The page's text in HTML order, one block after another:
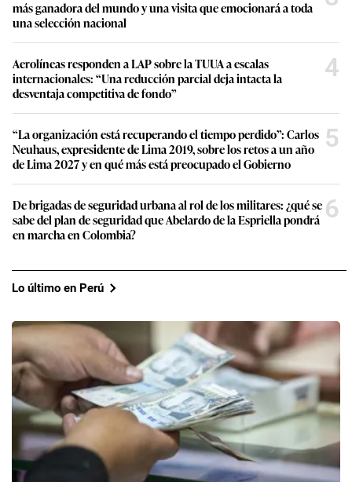
más ganadora del mundo y una visita que emocionará a toda
una selección nacional
Aerolíneas responden a LAP sobre la TUUA a escalas
internacionales: “Una reducción parcial deja intacta la
desventaja competitiva de fondo”
4
“La organización está recuperando el tiempo perdido”: Carlos
Neuhaus, expresidente de Lima 2019, sobre los retos a un año
de Lima 2027 y en qué más está preocupado el Gobierno
5
De brigadas de seguridad urbana al rol de los militares: ¿qué se
sabe del plan de seguridad que Abelardo de la Espriella pondrá
en marcha en Colombia?
6
Lo último en Perú